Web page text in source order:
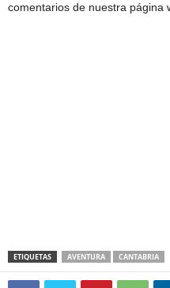
comentarios de nuestra página
ETIQUETAS AVENTURA CANTABRIA